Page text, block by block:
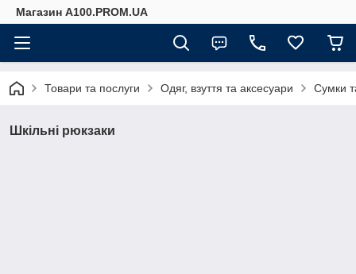
Магазин A100.PROM.UA
Товари та послуги Одяг, взуття та аксесуари Сумки
Шкільні рюкзаки